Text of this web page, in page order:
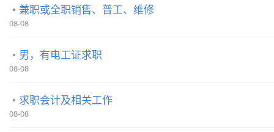
兼职或全职销售、普工、维修
08-08
男，有电工证求职
08-08
求职会计及相关工作
08-08